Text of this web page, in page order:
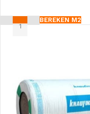
BEREKEN M2